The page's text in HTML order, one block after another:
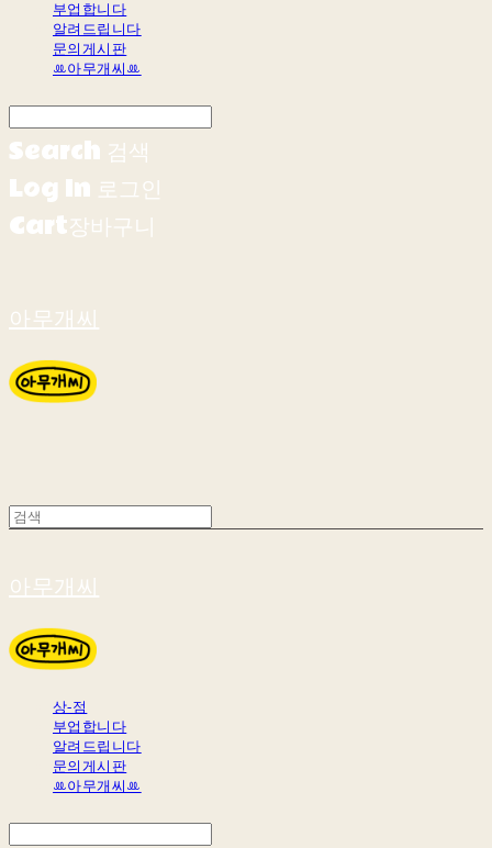
부업합니다
알려드립니다
문의게시판
ꔛ아무개씨ꔛ
Search 검색
Log In 로그인
Cart장바구니
아무개씨
아무개씨
상-점
부업합니다
알려드립니다
문의게시판
ꔛ아무개씨ꔛ